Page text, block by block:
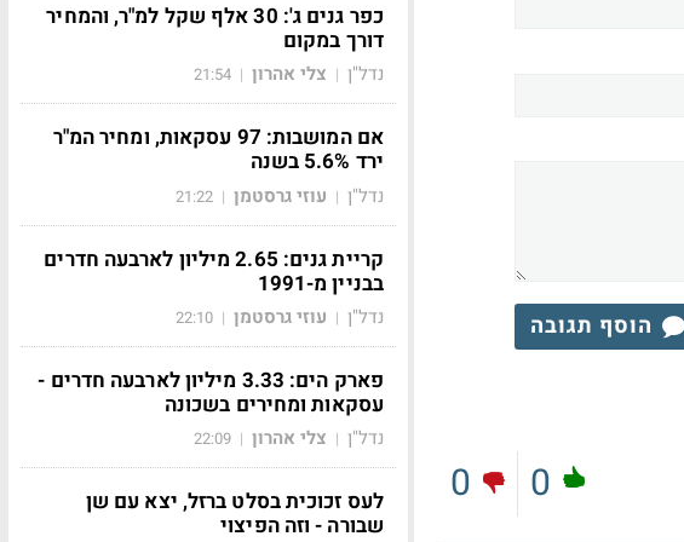
הוסף תגובה
0
0
כפר גנים ג': 30 אלף שקל למ"ר, והמחיר
דורך במקום
נדל"ן | צלי אהרון |
21:54
אם המושבות: 97 עסקאות, ומחיר המ"ר
ירד 5.6% בשנה
נדל"ן | עוזי גרסטמן |
21:22
קריית גנים: 2.65 מיליון לארבעה חדרים
בבניין מ-1991
נדל"ן | עוזי גרסטמן |
22:10
פארק הים: 3.33 מיליון לארבעה חדרים -
עסקאות ומחירים בשכונה
נדל"ן | צלי אהרון |
22:09
לעס זכוכית בסלט ברזל, יצא עם שן
שבורה - וזה הפיצוי